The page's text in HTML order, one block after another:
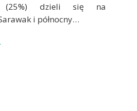
(25%) dzieli się na
i północny…